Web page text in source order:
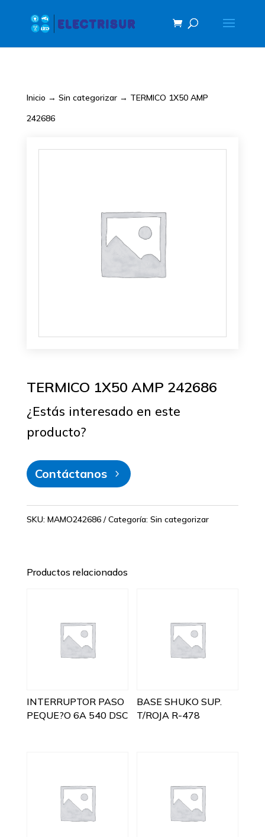
Inicio → Sin categorizar→ TERMICO 1X50 AMP
242686
TERMICO 1X50 AMP 242686
¿Estás interesado en este
producto?
Contáctanos
SKU: MAMO242686 Categoría: Sin categorizar
Productos relacionados
INTERRUPTOR PASO
PEQUE?O 6A 540 DSC
BASE SHUKO SUP.
T/ROJA R-478